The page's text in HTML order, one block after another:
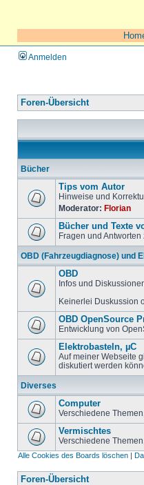
Anmelden
Foren-Übersicht
Bücher
Tips vom Autor
Hinweise und
Moderator: Florian
Bücher und Texte
Fragen und
OBD (Fahrzeugdiagnose) und
OBD
Infos und
Keinerlei Duskussion
OBD OpenSource
Entwicklung von
Elektrobasteln, µC
Auf meiner Webseite
diskutiert werden
Diverses
Computer
Verschiedene
Vermischtes
Verschiedene
Alle Cookies des Boards löschen |
Foren-Übersicht